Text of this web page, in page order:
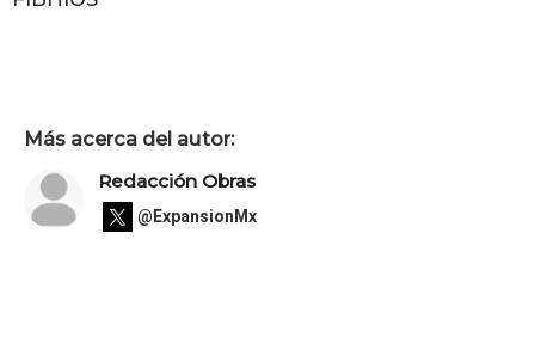
Más acerca del autor:
Redacción Obras
@ExpansionMx